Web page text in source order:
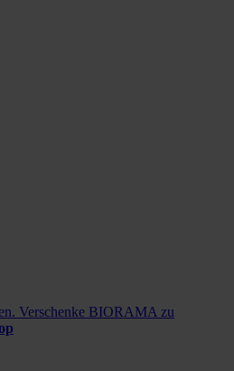
Verschenke BIORAMA zu